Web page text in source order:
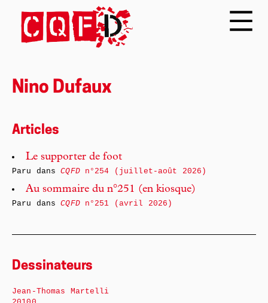
Nino Dufaux
Articles
Le supporter de foot
Paru dansCQFDn°254 (juillet-août 2026)
Au sommaire du n°251 (en kiosque)
Paru dansCQFDn°251 (avril 2026)
Dessinateurs
Jean-Thomas Martelli